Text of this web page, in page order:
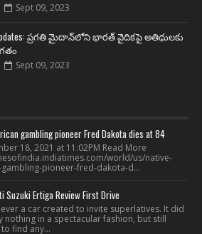
Sept 09, 2023
ప్రగతి మైదాన్‌లోని భారత్ వైదికపై అతిథులకు
Sept 09, 2023
gambling pioneer Fred Dakota dies at 84
18, 2021 at 11:02PM Read More
world/us/native-
pioneer-fred-dakota-d...
Suzuki Ertiga Review First Drive
a car created to invite superlatives. It did
nothing in a spectacular fashion, but still
find any...